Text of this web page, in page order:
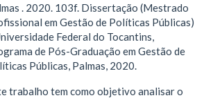
. 2020. 103f. Dissertação (Mestrado
em Gestão de Políticas Públicas)
Federal do Tocantins,
de Pós-Graduação em Gestão de
Públicas, Palmas, 2020.
trabalho tem como objetivo analisar o